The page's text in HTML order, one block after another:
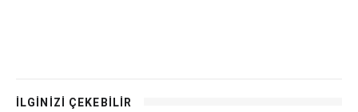
İLGİNİZİ ÇEKEBİLİR